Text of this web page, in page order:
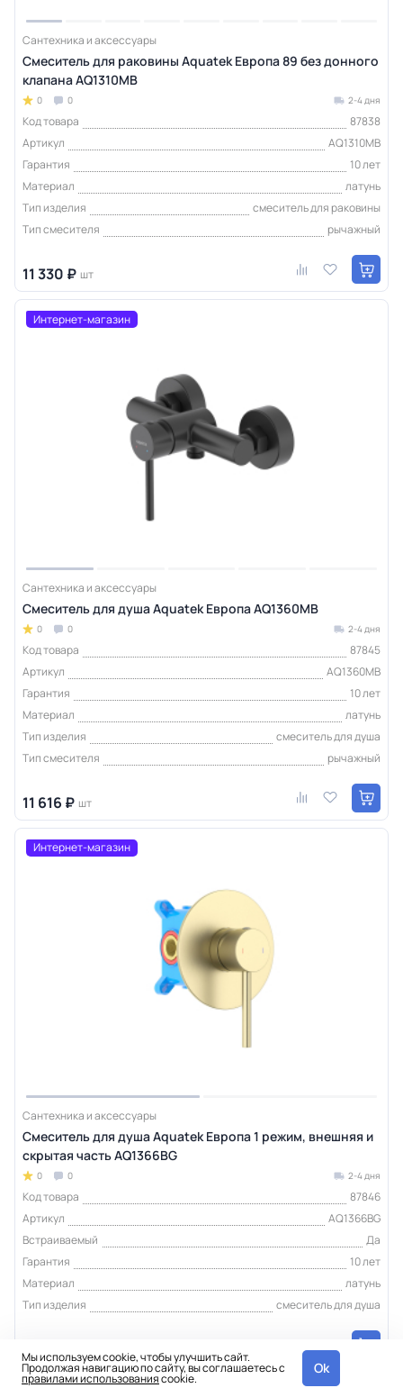
Сантехника и аксессуары
Смеситель для раковины Aquatek Европа 89 без донного
клапана AQ1310MB
0 0 2-4 дня
Код товара
87838
Артикул
AQ1310MB
Гарантия
10 лет
Материал
латунь
Тип изделия
смеситель для раковины
Тип смесителя
рычажный
11 330 ₽ шт
Интернет-магазин
Сантехника и аксессуары
Смеситель для душа Aquatek Европа AQ1360MB
0 0 2-4 дня
Код товара
87845
Артикул
AQ1360MB
Гарантия
10 лет
Материал
латунь
Тип изделия
смеситель для душа
Тип смесителя
рычажный
11 616 ₽ шт
Интернет-магазин
Сантехника и аксессуары
Смеситель для душа Aquatek Европа 1 режим, внешняя и
скрытая часть AQ1366BG
0 0 2-4 дня
Код товара
87846
Артикул
AQ1366BG
Встраиваемый
Да
Гарантия
10 лет
Материал
латунь
Тип изделия
смеситель для душа
11 704 ₽
Мы используем cookie, чтобы улучшить сайт.
Продолжая навигацию по сайту, вы соглашаетесь с
правилами использованияcookie.
Ok